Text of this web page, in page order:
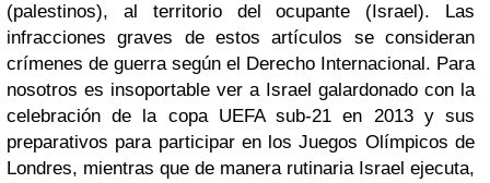
(palestinos), al territorio del ocupante (Israel). Las
infracciones graves de estos artículos se consideran
crímenes de guerra según el Derecho Internacional. Para
nosotros es insoportable ver a Israel galardonado con la
celebración de la copa UEFA sub-21 en 2013 y sus
preparativos para participar en los Juegos Olímpicos de
Londres, mientras que de manera rutinaria Israel ejecuta,